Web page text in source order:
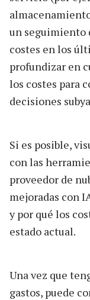
un seguimiento
costes en los
profundizar en
los costes para
decisiones
Si es posible,
con las
proveedor de
mejoradas con
y por qué los
estado actual.
Una vez que
gastos, puede